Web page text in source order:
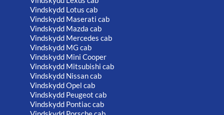
Vindskydd Lotus cab
Vindskydd Maserati cab
Vindskydd Mazda cab
Vindskydd Mercedes cab
Vindskydd MG cab
Vindskydd Mini Cooper
Vindskydd Mitsubishi cab
Vindskydd Nissan cab
Vindskydd Opel cab
Vindskydd Peugeot cab
Vindskydd Pontiac cab